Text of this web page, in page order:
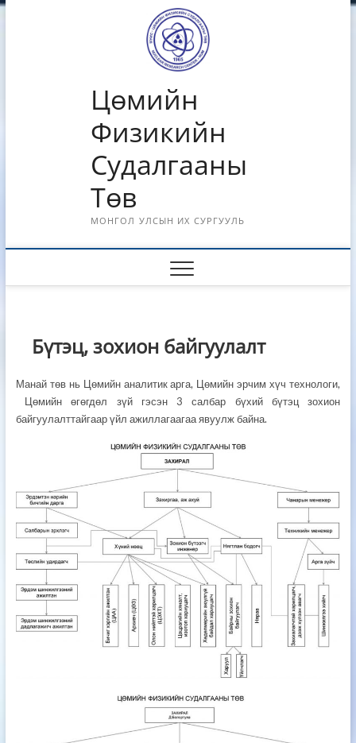
Skip
Цөмийн
Физикийн
Судалгааны
Төв
МОНГОЛ УЛСЫН ИХ СУРГУУЛЬ
Бүтэц, зохион байгуулалт
Манай төв нь Цөмийн аналитик арга, Цөмийн эрчим хүч технологи,
Цөмийн өгөгдөл зүй гэсэн 3 салбар бүхий бүтэц зохион
байгуулалттайгаар үйл ажиллагаагаа явуулж байна.